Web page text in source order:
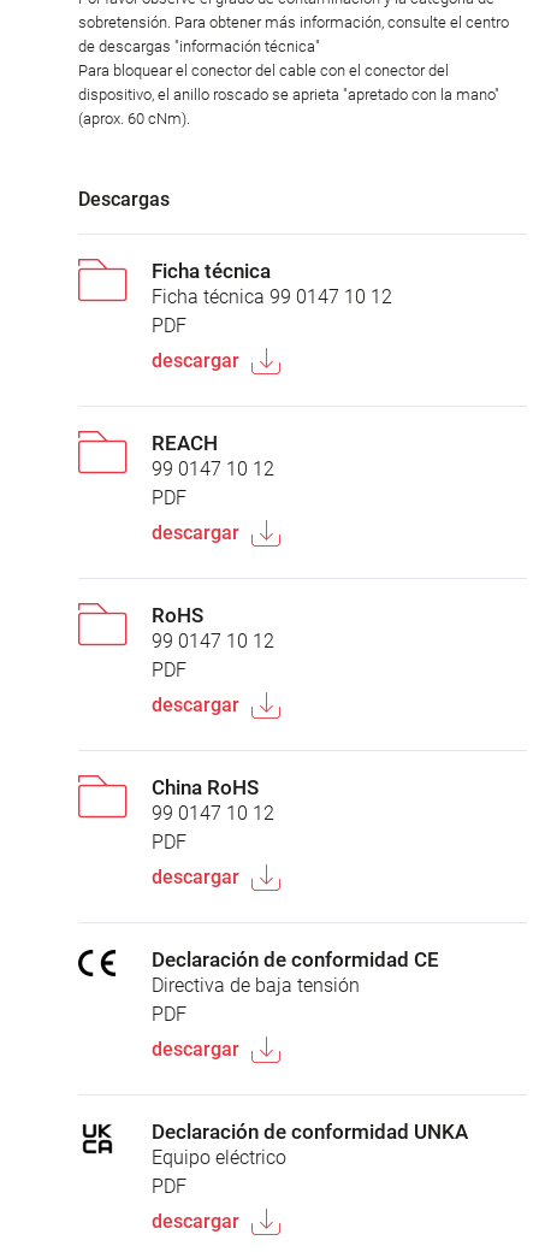
sobretensión. Para obtener más información, consulte el centro
de descargas "información técnica"
Para bloquear el conector del cable con el conector del
dispositivo, el anillo roscado se aprieta "apretado con la mano"
(aprox. 60 cNm).
Descargas
Ficha técnica
Ficha técnica 99 0147 10 12
PDF
descargar
REACH
99 0147 10 12
PDF
descargar
RoHS
99 0147 10 12
PDF
descargar
China RoHS
99 0147 10 12
PDF
descargar
Declaración de conformidad CE
Directiva de baja tensión
PDF
descargar
Declaración de conformidad UNKA
Equipo eléctrico
PDF
descargar